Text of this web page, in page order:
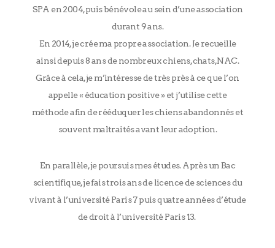
SPA en 2004, puis bénévole au sein d’une association
durant 9 ans.
En 2014, je crée ma propre association. Je recueille
ainsi depuis 8 ans de nombreux chiens, chats, NAC.
Grâce à cela, je m’intéresse de très près à ce que l’on
appelle « éducation positive » et j’utilise cette
méthode afin de rééduquer les chiens abandonnés et
souvent maltraités avant leur adoption.
En parallèle, je poursuis mes études. Après un Bac
scientifique, je fais trois ans de licence de sciences du
vivant à l’université Paris 7 puis quatre années d’étude
de droit à l’université Paris 13.